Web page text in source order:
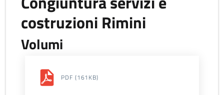
costruzioni Rimini
Volumi
PDF (161KB)